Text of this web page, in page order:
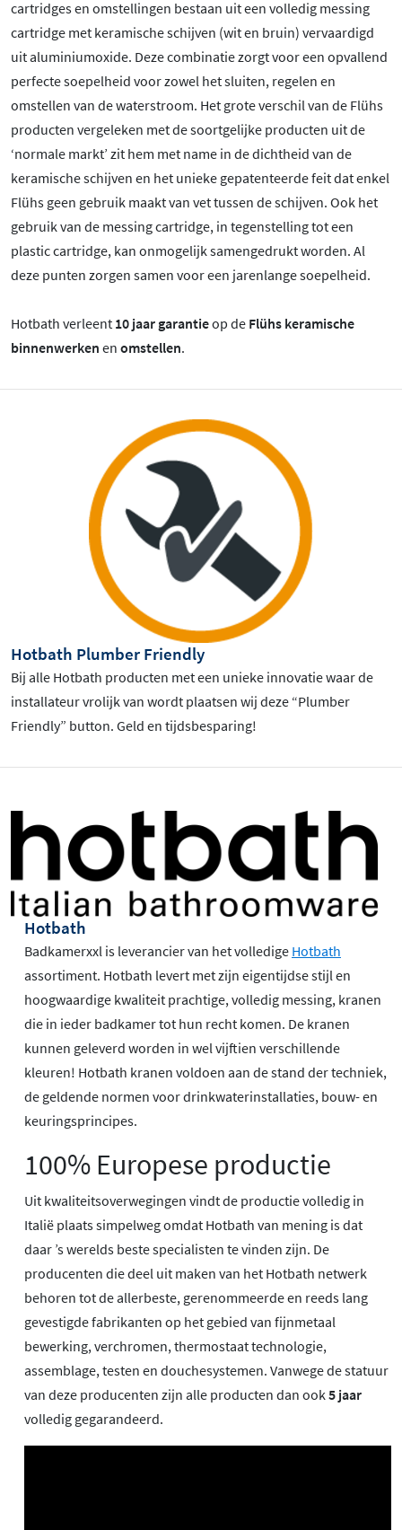
cartridges en omstellingen bestaan uit een volledig messing
cartridge met keramische schijven (wit en bruin) vervaardigd
uit aluminiumoxide. Deze combinatie zorgt voor een opvallend
perfecte soepelheid voor zowel het sluiten, regelen en
omstellen van de waterstroom. Het grote verschil van de Flühs
producten vergeleken met de soortgelijke producten uit de
‘normale markt’ zit hem met name in de dichtheid van de
keramische schijven en het unieke gepatenteerde feit dat enkel
Flühs geen gebruik maakt van vet tussen de schijven. Ook het
gebruik van de messing cartridge, in tegenstelling tot een
plastic cartridge, kan onmogelijk samengedrukt worden. Al
deze punten zorgen samen voor een jarenlange soepelheid.
Hotbath verleent 10 jaar garantieop de Flühs keramische
binnenwerken en omstellen.
Hotbath Plumber Friendly
Bij alle Hotbath producten met een unieke innovatie waar de
installateur vrolijk van wordt plaatsen wij deze “Plumber
Friendly” button. Geld en tijdsbesparing!
Hotbath
Badkamerxxl is leverancier van het volledige Hotbath
assortiment. Hotbath levert met zijn eigentijdse stijl en
hoogwaardige kwaliteit prachtige, volledig messing, kranen
die in ieder badkamer tot hun recht komen. De kranen
kunnen geleverd worden in wel vijftien verschillende
kleuren! Hotbath kranen voldoen aan de stand der techniek,
de geldende normen voor drinkwaterinstallaties, bouw- en
keuringsprincipes.
100% Europese productie
Uit kwaliteitsoverwegingen vindt de productie volledig in
Italië plaats simpelweg omdat Hotbath van mening is dat
daar ’s werelds beste specialisten te vinden zijn. De
producenten die deel uit maken van het Hotbath netwerk
behoren tot de allerbeste, gerenommeerde en reeds lang
gevestigde fabrikanten op het gebied van fijnmetaal
bewerking, verchromen, thermostaat technologie,
assemblage, testen en douchesystemen. Vanwege de statuur
van deze producenten zijn alle producten dan ook5 jaar
volledig gegarandeerd.